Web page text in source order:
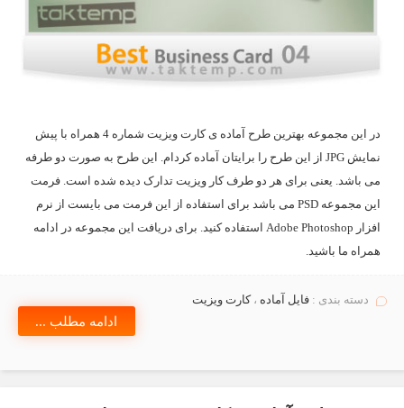
در این مجموعه بهترین طرح آماده ی کارت ویزیت شماره 4 همراه با پیش
نمایش JPG از این طرح را برایتان آماده کردام. این طرح به صورت دو طرفه
می باشد. یعنی برای هر دو طرف کار ویزیت تدارک دیده شده است. فرمت
این مجموعه PSD می باشد برای استفاده از این فرمت می بایست از نرم
افزار Adobe Photoshop استفاده کنید. برای دریافت این مجموعه در ادامه
همراه ما باشید.
دسته بندی :فایل آماده ،کارت ویزیت
ادامه مطلب ...